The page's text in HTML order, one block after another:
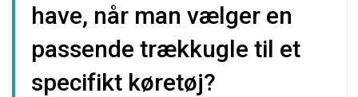
have, når man vælger en
passende trækkugle til et
specifikt køretøj?